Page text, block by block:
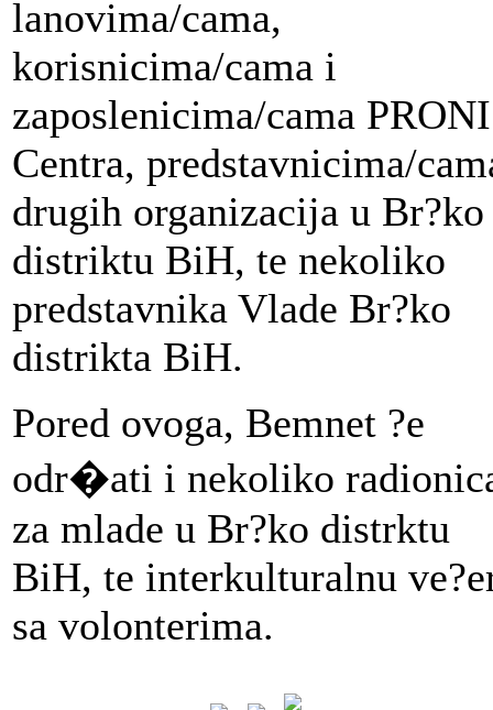
lanovima/cama,
korisnicima/cama i
zaposlenicima/cama PRONI
Centra, predstavnicima/
drugih organizacija u Br?ko
distriktu BiH, te nekoliko
predstavnika Vlade Br?ko
distrikta BiH.
Pored ovoga, Bemnet ?e
odr�ati i nekoliko
za mlade u Br?ko distrktu
BiH, te interkulturalnu
sa volonterima.